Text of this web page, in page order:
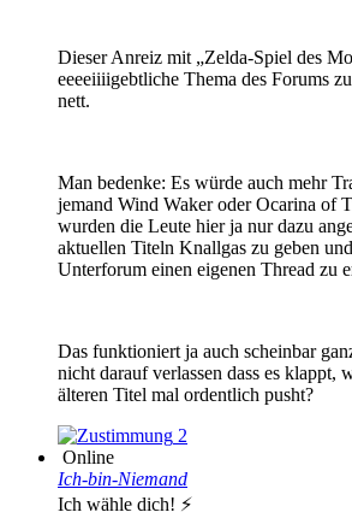
Dieser Anreiz mit „Zelda-Spiel des
eeeeiiiigebtliche Thema des Forums
nett.
Man bedenke: Es würde auch mehr
jemand Wind Waker oder Ocarina of
wurden die Leute hier ja nur dazu
aktuellen Titeln Knallgas zu geben
Unterforum einen eigenen Thread zu
Das funktioniert ja auch scheinbar
nicht darauf verlassen dass es klappt,
älteren Titel mal ordentlich pusht?
2
Online
Ich-bin-Niemand
Ich wähle dich! ⚡️